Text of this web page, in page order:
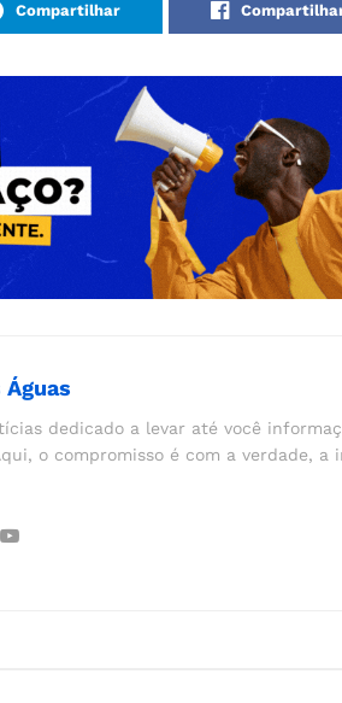
Compartilhar
dedicado a levar até você
o compromisso é com a verdade, a